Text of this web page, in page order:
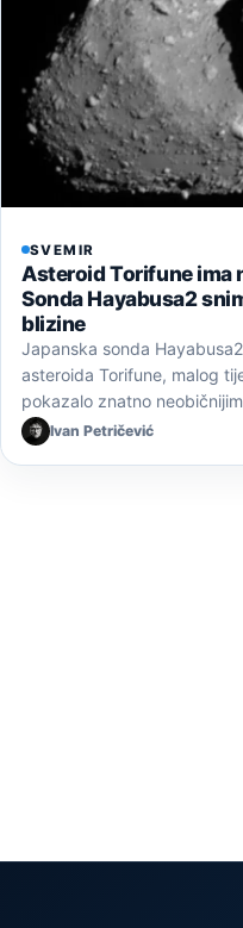
SVEMIR
Asteroid Torifune ima
Sonda Hayabusa2
blizine
Japanska sonda
asteroida Torifune, malog
pokazalo znatno
Ivan Petričević